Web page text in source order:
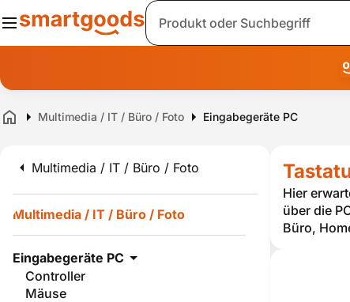
Suche
Home Multimedia / IT / Büro / Foto Eingabegeräte PC
Multimedia / IT / Büro / Foto
Multimedia / IT / Büro / Foto
Eingabegeräte PC
Controller
Mäuse
Hier
über die
Büro,